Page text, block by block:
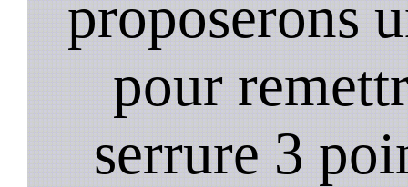
proposerons
pour
serrure 3